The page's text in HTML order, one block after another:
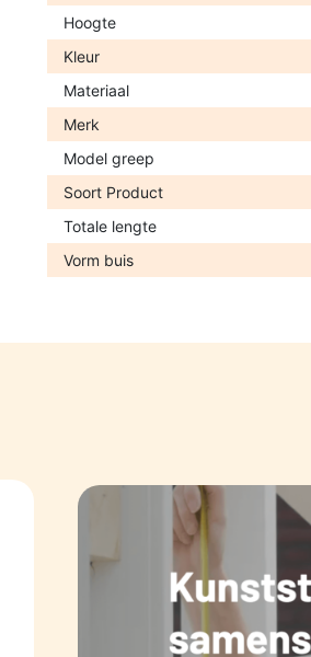
Hoogte
Kleur
Materiaal
Merk
Model greep
Soort Product
Totale lengte
Vorm buis